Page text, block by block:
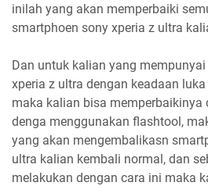
inilah yang akan memperbaiki
smartphoen sony xperia z ultra
Dan untuk kalian yang
xperia z ultra dengan keadaan
maka kalian bisa memperbaikinya
denga menggunakan flashtool,
yang akan mengembalikasn
ultra kalian kembali normal, dan
melakukan dengan cara ini maka